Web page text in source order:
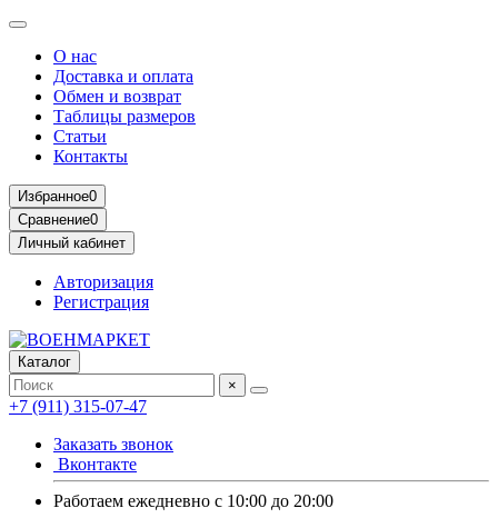
О нас
Доставка и оплата
Обмен и возврат
Таблицы размеров
Статьи
Контакты
Избранное0
Сравнение0
Личный кабинет
Авторизация
Регистрация
Каталог
×
+7 (911) 315-07-47
Заказать звонок
Вконтакте
Работаем ежедневно с 10:00 до 20:00